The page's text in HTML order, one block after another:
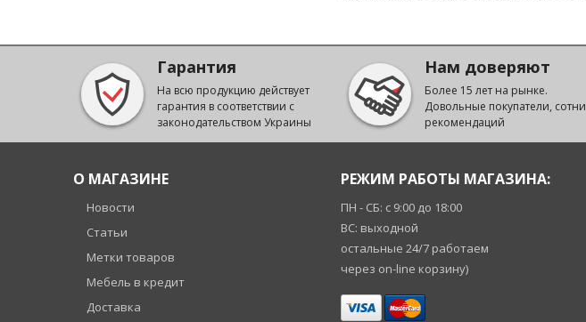
Гарантия
На всю продукцию действует
гарантия в соответствии с
законодательством Украины
Нам доверяют
Более 15 лет на рынке.
Довольные покупатели, сотни
рекомендаций
О МАГАЗИНЕ
Новости
Статьи
Метки товаров
Мебель в кредит
Доставка
РЕЖИМ РАБОТЫ МАГАЗИНА:
ПН - СБ: с 9:00 до 18:00
ВС: выходной
остальные 24/7 работаем
через on-line корзину)